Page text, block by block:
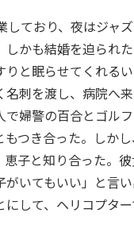
ており、夜はジ
かも結婚を迫られ
と眠らせてくれる
刺を渡し、病院へ
婦警の百合とゴ
つき合った。しか
子と知り合った。
いてもいい」と言
して、ヘリコプタ